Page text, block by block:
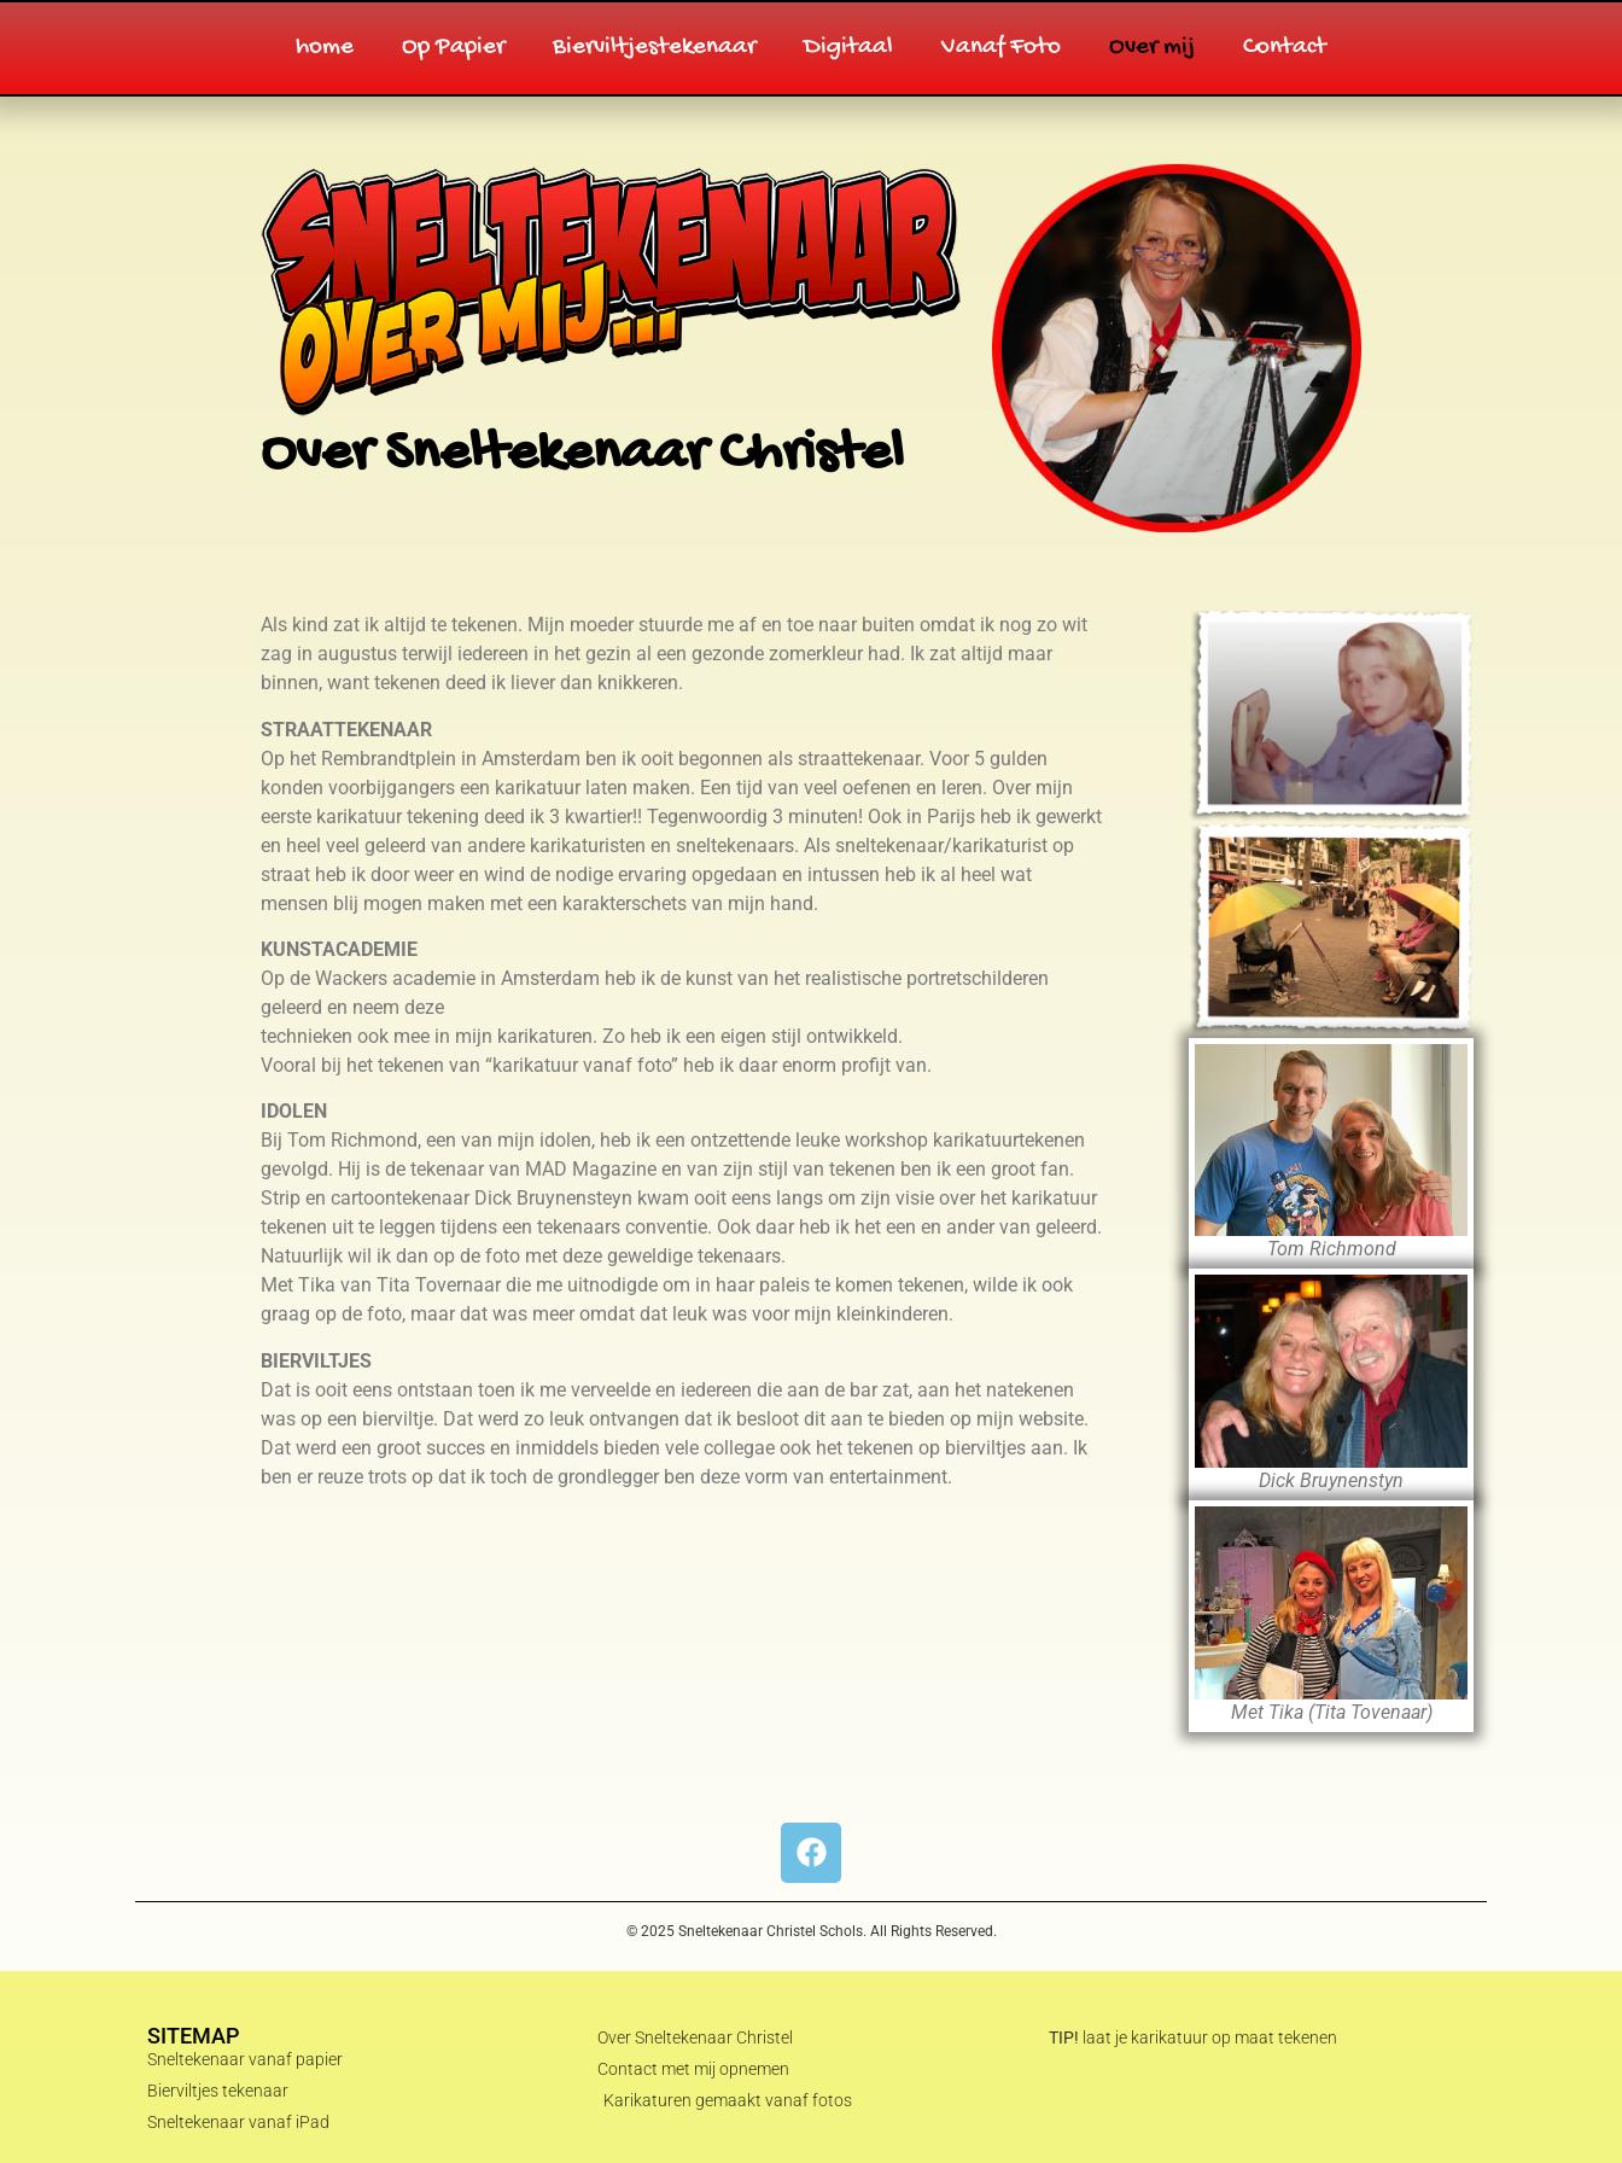
home Op Papier Bierviltjestekenaar Digitaal Vanaf Foto Over mij Contact
Over Sneltekenaar Christel
Als kind zat ik altijd te tekenen. Mijn moeder stuurde me af en toe naar buiten omdat ik nog zo wit
zag in augustus terwijl iedereen in het gezin al een gezonde zomerkleur had. Ik zat altijd maar
binnen, want tekenen deed ik liever dan knikkeren.
STRAATTEKENAAR
Op het Rembrandtplein in Amsterdam ben ik ooit begonnen als straattekenaar. Voor 5 gulden
konden voorbijgangers een karikatuur laten maken. Een tijd van veel oefenen en leren. Over mijn
eerste karikatuur tekening deed ik 3 kwartier!! Tegenwoordig 3 minuten! Ook in Parijs heb ik gewerkt
en heel veel geleerd van andere karikaturisten en sneltekenaars. Als sneltekenaar/karikaturist op
straat heb ik door weer en wind de nodige ervaring opgedaan en intussen heb ik al heel wat
mensen blij mogen maken met een karakterschets van mijn hand.
KUNSTACADEMIE
Op de Wackers academie in Amsterdam heb ik de kunst van het realistische portretschilderen
geleerd en neem deze
technieken ook mee in mijn karikaturen. Zo heb ik een eigen stijl ontwikkeld.
Vooral bij het tekenen van “karikatuur vanaf foto” heb ik daar enorm profijt van.
IDOLEN
Bij Tom Richmond, een van mijn idolen, heb ik een ontzettende leuke workshop karikatuurtekenen
gevolgd. Hij is de tekenaar van MAD Magazine en van zijn stijl van tekenen ben ik een groot fan.
Strip en cartoontekenaar Dick Bruynensteyn kwam ooit eens langs om zijn visie over het karikatuur
tekenen uit te leggen tijdens een tekenaars conventie. Ook daar heb ik het een en ander van geleerd.
Natuurlijk wil ik dan op de foto met deze geweldige tekenaars.
Met Tika van Tita Tovernaar die me uitnodigde om in haar paleis te komen tekenen, wilde ik ook
graag op de foto, maar dat was meer omdat dat leuk was voor mijn kleinkinderen.
BIERVILTJES
Dat is ooit eens ontstaan toen ik me verveelde en iedereen die aan de bar zat, aan het natekenen
was op een bierviltje. Dat werd zo leuk ontvangen dat ik besloot dit aan te bieden op mijn website.
Dat werd een groot succes en inmiddels bieden vele collegae ook het tekenen op bierviltjes aan. Ik
ben er reuze trots op dat ik toch de grondlegger ben deze vorm van entertainment.
Tom Richmond
Dick Bruynenstyn
Met Tika (Tita Tovenaar)
© 2025 Sneltekenaar Christel Schols. All Rights Reserved.
SITEMAP
Sneltekenaar vanaf papier
Bierviltjes tekenaar
Sneltekenaar vanaf iPad
Over Sneltekenaar Christel
Contact met mij opnemen
Karikaturen gemaakt vanaf fotos
TIP! laat je karikatuur op maat tekenen